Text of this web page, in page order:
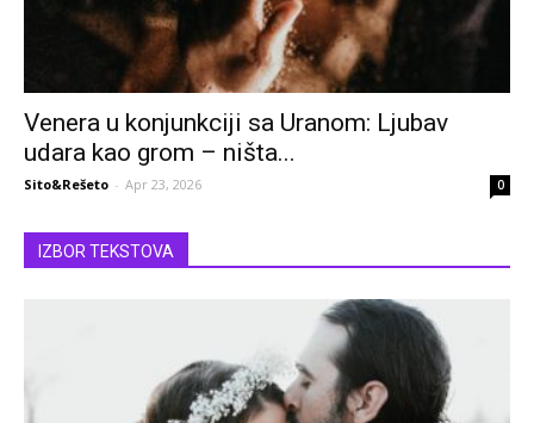
Venera u konjunkciji sa Uranom: Ljubav
udara kao grom – ništa...
Sito&Rešeto - Apr 23, 2026 0
IZBOR TEKSTOVA